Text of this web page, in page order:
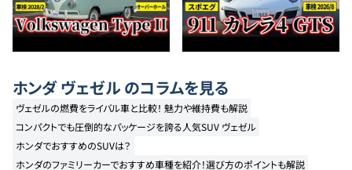
ホンダ ヴェゼルのコラムを見る
ヴェゼルの燃費をライバル車と比較！ 魅力や維持費も解説
コンパクトでも圧倒的なパッケージを誇る人気SUV ヴェゼル
ホンダでおすすめのSUVは？
ホンダのファミリーカーでおすすめ車種を紹介！選び方のポイントも解説